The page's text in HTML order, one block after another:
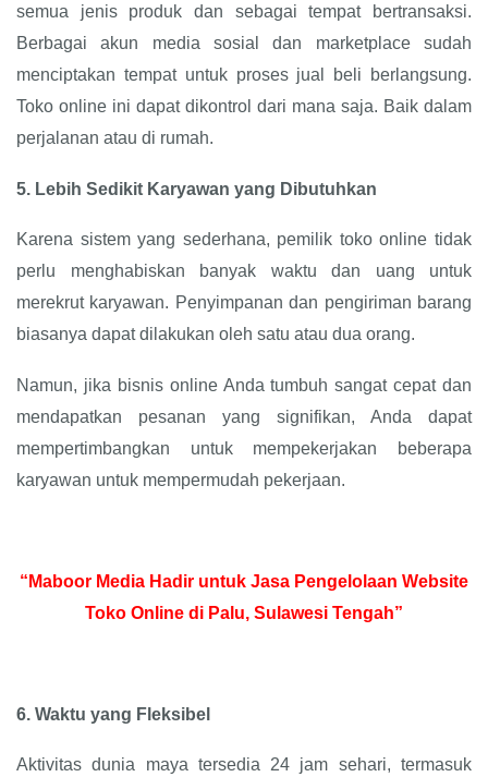
semua jenis produk dan sebagai tempat bertransaksi.
Berbagai akun media sosial dan marketplace sudah
menciptakan tempat untuk proses jual beli berlangsung.
Toko online ini dapat dikontrol dari mana saja. Baik dalam
perjalanan atau di rumah.
5. Lebih Sedikit Karyawan yang Dibutuhkan
Karena sistem yang sederhana, pemilik toko online tidak
perlu menghabiskan banyak waktu dan uang untuk
merekrut karyawan. Penyimpanan dan pengiriman barang
biasanya dapat dilakukan oleh satu atau dua orang.
Namun, jika bisnis online Anda tumbuh sangat cepat dan
mendapatkan pesanan yang signifikan, Anda dapat
mempertimbangkan untuk mempekerjakan beberapa
karyawan untuk mempermudah pekerjaan.
“Maboor Media Hadir untuk Jasa Pengelolaan Website
Toko Online di Palu, Sulawesi Tengah”
6. Waktu yang Fleksibel
Aktivitas dunia maya tersedia 24 jam sehari, termasuk